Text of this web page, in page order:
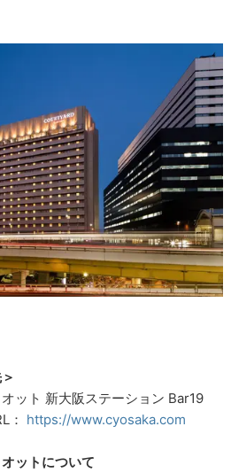
＞
ット 新大阪ステーション Bar19
： https://www.cyosaka.com
オットについて